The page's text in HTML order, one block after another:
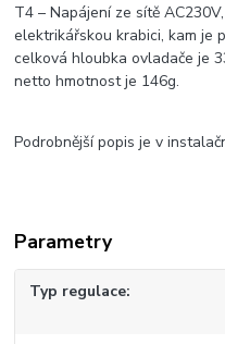
T4 – Napájení ze sítě
elektrikářskou krabici, kam je
celková hloubka ovladače je
netto hmotnost je 146g.
Podrobnější popis je v
Parametry
Typ regulace